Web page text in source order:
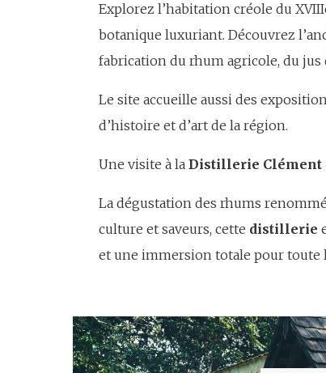
Explorez l’habitation créole du
botanique luxuriant. Découvrez
fabrication du rhum agricole, du jus
Le site accueille aussi des
d’histoire et d’art de la région.
Une visite à la Distillerie Clément
La dégustation des rhums
culture et saveurs, cette distillerie
et une immersion totale pour toute